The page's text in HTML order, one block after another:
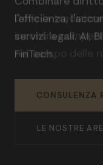
l'efficienza,
servizi legali. AI,
FinTech.
SCOPRI DI PIU